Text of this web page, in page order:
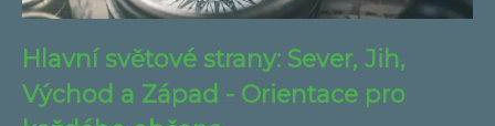
Hlavní světové strany: Sever, Jih,
Východ a Západ - Orientace pro